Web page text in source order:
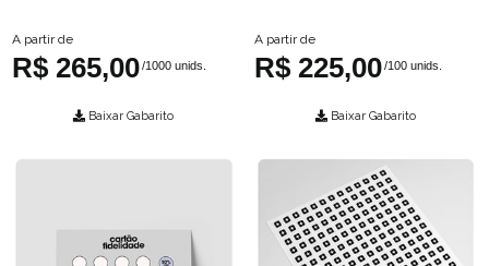
A partir de
R$ 265,00/1000 unids.
Baixar Gabarito
A partir de
R$ 225,00 /100 unids.
Baixar Gabarito